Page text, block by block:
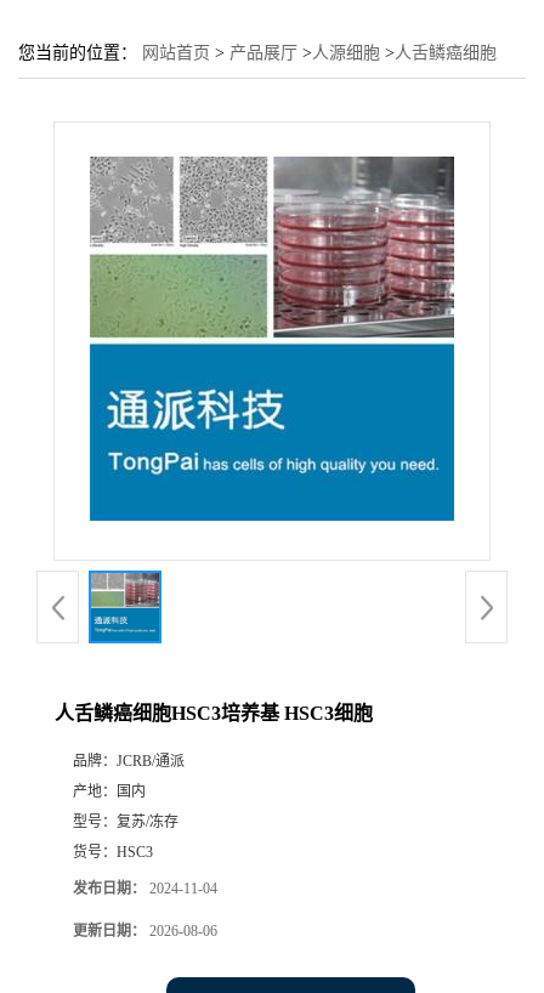
您当前的位置： 网站首页 > 产品展厅 >人源细胞 >人舌鳞癌细胞
人舌鳞癌细胞HSC3培养基 HSC3细胞
品牌： JCRB/通派
产地：
国内
型号： 复苏/冻存
货号： HSC3
发布日期： 2024-11-04
更新日期： 2026-08-06